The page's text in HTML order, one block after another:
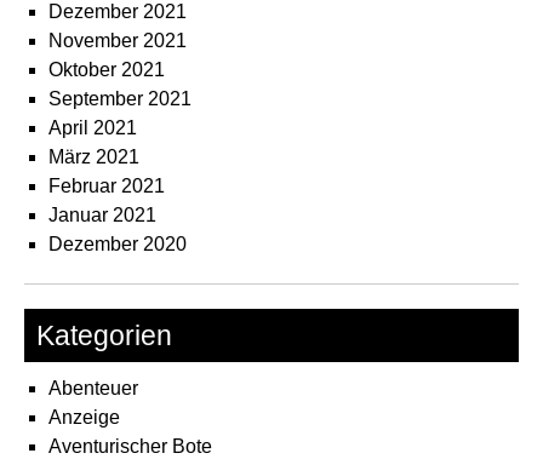
Dezember 2021
November 2021
Oktober 2021
September 2021
April 2021
März 2021
Februar 2021
Januar 2021
Dezember 2020
Kategorien
Abenteuer
Anzeige
Aventurischer Bote